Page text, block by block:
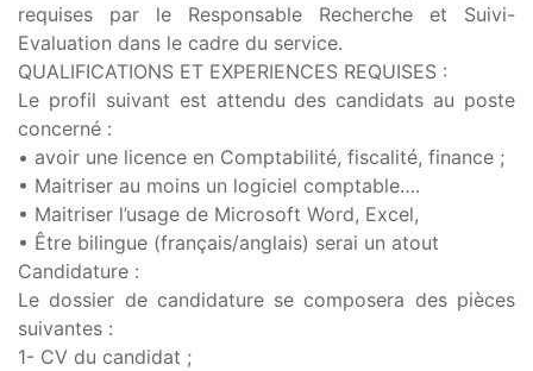
requises par le Responsable Recherche et Suivi-
Evaluation dans le cadre du service.
QUALIFICATIONS ET EXPERIENCES REQUISES :
Le profil suivant est attendu des candidats au poste
concerné :
• avoir une licence en Comptabilité, fiscalité, finance ;
• Maitriser au moins un logiciel comptable….
• Maitriser l’usage de Microsoft Word, Excel,
• Être bilingue (français/anglais) serai un atout
Candidature :
Le dossier de candidature se composera des pièces
suivantes :
1- CV du candidat ;